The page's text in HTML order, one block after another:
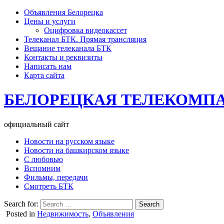
Объявления Белорецка
Цены и услуги
Оцифровка видеокассет
Телеканал БТК. Прямая трансляция
Вещание телеканала БТК
Контакты и реквизиты
Написать нам
Карта сайта
БЕЛОРЕЦКАЯ
официальный сайт
Новости на русском языке
Новости на башкирском языке
С любовью
Вспомним
Фильмы, передачи
Смотреть БТК
Search for:
Posted in Недвижимость, Объявления